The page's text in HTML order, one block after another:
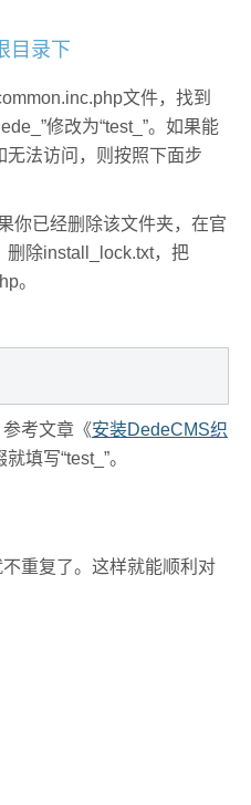
目录下
文件，找到
修改为“test_”。如果能
无法访问，则按照下面步
已经删除该文件夹，在官
删除install_lock.txt，把
。
考文章《安装DedeCMS织
填写“test_”。
重复了。这样就能顺利对